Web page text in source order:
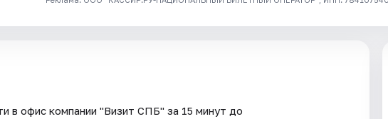
в офис компании "Визит СПБ" за 15 минут до